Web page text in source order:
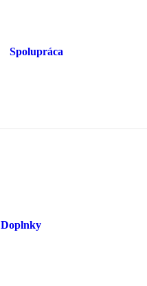
Spolupráca
Doplnky